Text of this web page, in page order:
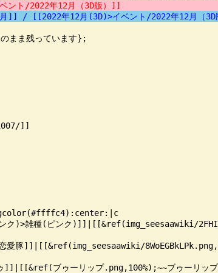
ント/2022年12月（3D版）]]
月]] / [[2022年12月(3D)>イベント/2022年12月（
まま残っています};
]]
ク)>雑種(ピンク)]]|[[&ref(img_seesaawiki/
豚]]|[[&ref(img_seesaawiki/
]]|[[&ref(ブゥーリップ.png,100%);~~ブゥーリ